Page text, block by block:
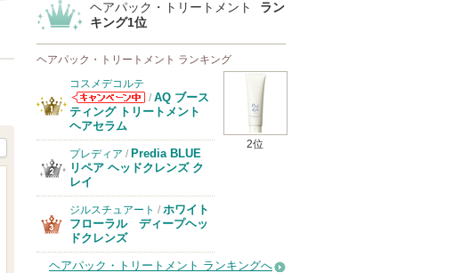
ヘアパック・トリートメント
ラン
キング1位
ヘアパック・トリートメント ランキング
2位
コスメデコルテ
コスメデコルテ
からのお知らせ
/ AQ ブース
ティング トリートメント
ヘアセラム
プレディア / Predia BLUE
リペア ヘッドクレンズ ク
レイ
ジルスチュアート / ホワイト
フローラル ディープヘッ
ドクレンズ
ヘアパック・トリートメント ランキングへ